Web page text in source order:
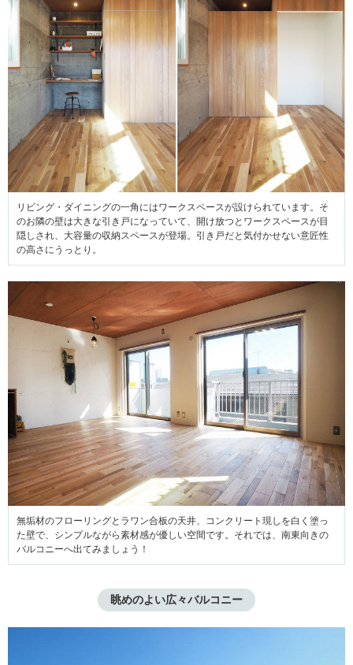
リビング・ダイニングの一角にはワークスペースが設けられています。そ
のお隣の壁は大きな引き戸になっていて、開け放つとワークスペースが目
隠しされ、大容量の収納スペースが登場。引き戸だと気付かせない意匠性
の高さにうっとり。
無垢材のフローリングとラワン合板の天井、コンクリート現しを白く塗っ
た壁で、シンプルながら素材感が優しい空間です。それでは、南東向きの
バルコニーへ出てみましょう！
眺めのよい広々バルコニー